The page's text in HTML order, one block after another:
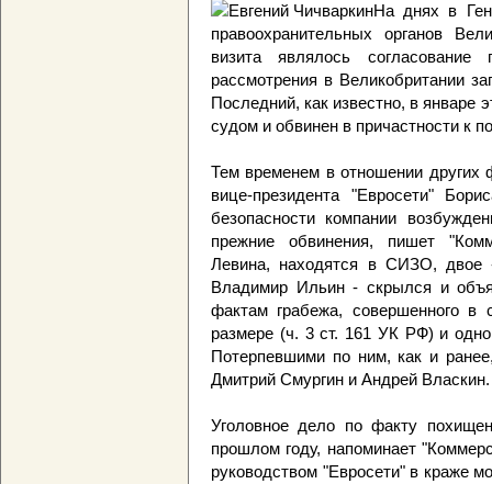
На днях в
правоохранительных органов
визита являлось
рассмотрения в Великобритании
Последний, как известно, в январе
судом и обвинен в причастности к
Тем временем в отношении других
вице-президента "Евросети"
безопасности компании
прежние обвинения, пишет
Левина, находятся в СИЗО,
Владимир Ильин - скрылся и
фактам грабежа, совершенного в
размере (ч. 3 ст. 161 УК РФ) и
Потерпевшими по ним, как и
Дмитрий Смургин и Андрей Власкин.
Уголовное дело по факту
прошлом году, напоминает
руководством "Евросети" в краже